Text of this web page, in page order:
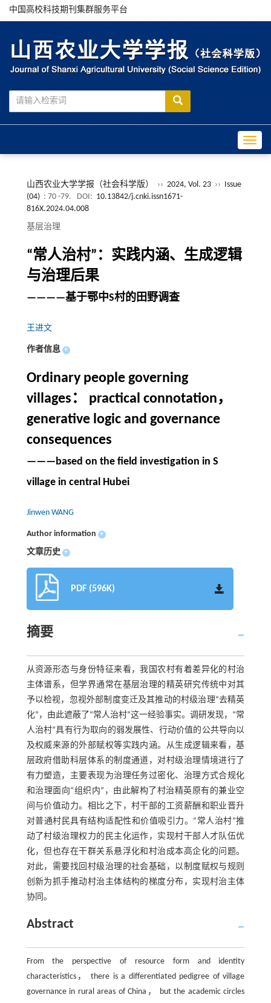
中国高校科技期刊集群服务平台
山西农业大学学报（社会科学版） ›› 2024, Vol. 23 ›› Issue
(04) : 70 -79. DOI: 10.13842/j.cnki.issn1671-
816X.2024.04.008
基层治理
“常人治村”：实践内涵、生成逻辑
与治理后果
————基于鄂中S村的田野调查
王进文
作者信息 +
Ordinary people governing
villages： practical connotation，
generative logic and governance
consequences
———based on the field investigation in S
village in central Hubei
Jinwen WANG
Author information +
文章历史 +
PDF (596K)
摘要
从资源形态与身份特征来看，我国农村有着差异化的村治
主体谱系，但学界通常在基层治理的精英研究传统中对其
予以检视，忽视外部制度变迁及其推动的村级治理“去精英
化”，由此遮蔽了“常人治村”这一经验事实。调研发现，“常
人治村”具有行为取向的弱发展性、行动价值的公共导向以
及权威来源的外部赋权等实践内涵。从生成逻辑来看，基
层政府借助科层体系的制度通道，对村级治理情境进行了
有力塑造，主要表现为治理任务过密化、治理方式合规化
和治理面向“组织内”，由此解构了村治精英原有的兼业空
间与价值动力。相比之下，村干部的工资薪酬和职业晋升
对普通村民具有结构适配性和价值吸引力。“常人治村”推
动了村级治理权力的民主化运作，实现村干部人才队伍优
化，但也存在干群关系悬浮化和村治成本高企化的问题。
对此，需要找回村级治理的社会基础，以制度赋权与规则
创新为抓手推动村治主体结构的梯度分布，实现村治主体
协同。
Abstract
From the perspective of resource form and identity
characteristics， there is a differentiated pedigree of village
governance in rural areas of China， but the academic circles